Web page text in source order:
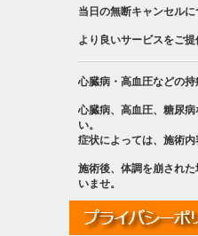
当日の無断キャンセル
より良いサービスをご
心臓病・高血圧などの
心臓病、高血圧、糖尿
い。
症状によっては、施術
施術後、体調を崩され
いませ。